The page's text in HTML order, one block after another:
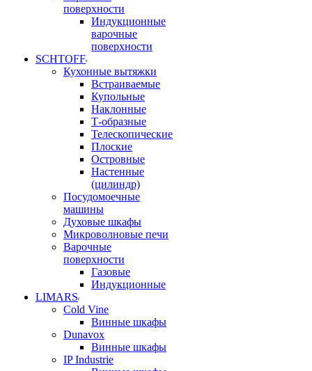
поверхности
Индукционные
варочные
поверхности
SCHTOFF
Кухонные вытяжки
Встраиваемые
Купольные
Наклонные
Т-образные
Телескопические
Плоские
Островные
Настенные
(цилиндр)
Посудомоечные
машины
Духовые шкафы
Микроволновые печи
Варочные
поверхности
Газовые
Индукционные
LIMARS
Cold Vine
Винные шкафы
Dunavox
Винные шкафы
IP Industrie